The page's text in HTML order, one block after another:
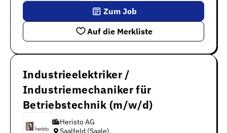
Auf die Merkliste
Zum Job
Industrieelektriker /
Industriemechaniker für
Betriebstechnik (m/w/d)
Heristo AG
Saalfeld (Saale)